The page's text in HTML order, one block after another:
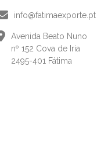
info@fatimaexporte.pt
Avenida Beato Nuno
nº 152 Cova de Iria
2495-401 Fátima